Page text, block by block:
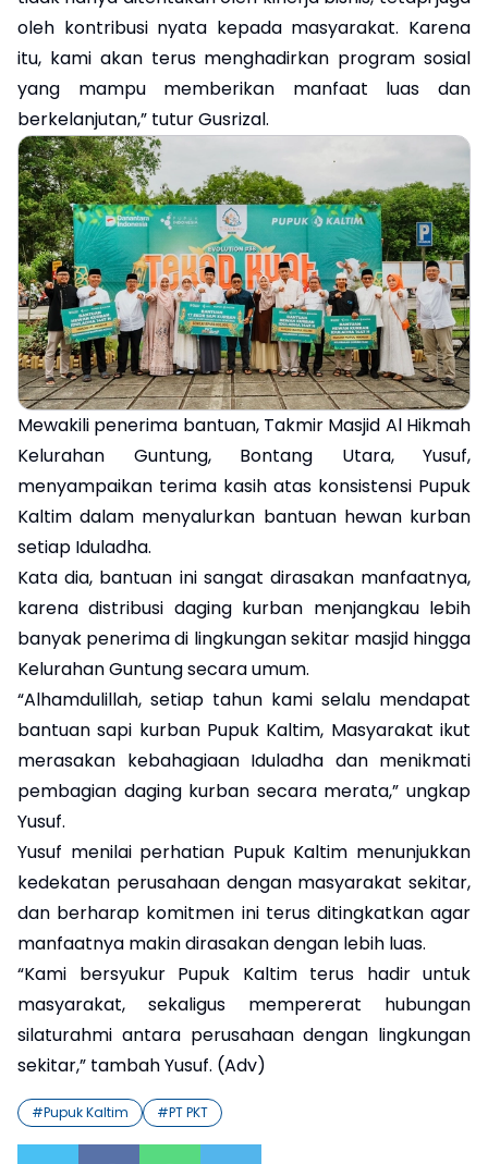
oleh kontribusi nyata kepada masyarakat. Karena
itu, kami akan terus menghadirkan program sosial
yang mampu memberikan manfaat luas dan
berkelanjutan,” tutur Gusrizal.
Mewakili penerima bantuan, Takmir Masjid Al Hikmah
Kelurahan Guntung, Bontang Utara, Yusuf,
menyampaikan terima kasih atas konsistensi Pupuk
Kaltim dalam menyalurkan bantuan hewan kurban
setiap Iduladha.
Kata dia, bantuan ini sangat dirasakan manfaatnya,
karena distribusi daging kurban menjangkau lebih
banyak penerima di lingkungan sekitar masjid hingga
Kelurahan Guntung secara umum.
“Alhamdulillah, setiap tahun kami selalu mendapat
bantuan sapi kurban Pupuk Kaltim, Masyarakat ikut
merasakan kebahagiaan Iduladha dan menikmati
pembagian daging kurban secara merata,” ungkap
Yusuf.
Yusuf menilai perhatian Pupuk Kaltim menunjukkan
kedekatan perusahaan dengan masyarakat sekitar,
dan berharap komitmen ini terus ditingkatkan agar
manfaatnya makin dirasakan dengan lebih luas.
“Kami bersyukur Pupuk Kaltim terus hadir untuk
masyarakat, sekaligus mempererat hubungan
silaturahmi antara perusahaan dengan lingkungan
sekitar,” tambah Yusuf. (Adv)
#Pupuk Kaltim #PT PKT